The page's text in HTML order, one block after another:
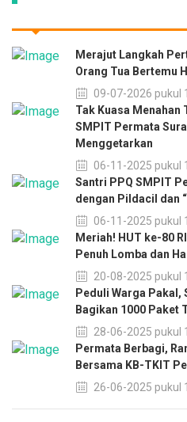
Merajut Langkah
Orang Tua Bertemu
09-07-2026 pukul
Tak Kuasa Menahan
SMPIT Permata
Menggetarkan
06-11-2025 pukul
Santri PPQ SMPIT
dengan Pildacil dan
06-11-2025 pukul
Meriah! HUT ke-80
Penuh Lomba dan
20-08-2025 pukul
Peduli Warga Pakal,
Bagikan 1000 Paket
28-06-2025 pukul
Permata Berbagi,
Bersama KB-TKIT
26-06-2025 pukul